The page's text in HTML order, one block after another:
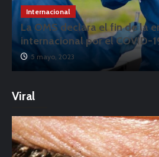
Internacional
La OMS declara el fin de la
internacional por el COVID-
5 mayo, 2023
Viral